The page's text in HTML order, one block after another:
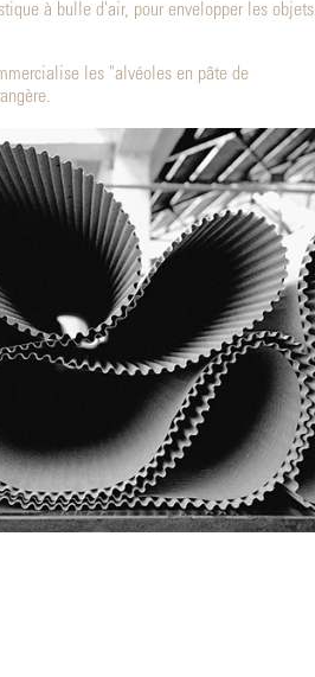
à bulle d'air, pour envelopper les objets
les "alvéoles en pâte de